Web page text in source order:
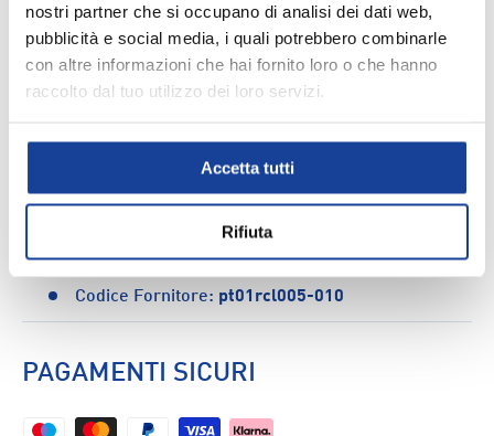
nostri partner che si occupano di analisi dei dati web,
pubblicità e social media, i quali potrebbero combinarle
con altre informazioni che hai fornito loro o che hanno
raccolto dal tuo utilizzo dei loro servizi.
Accetta tutti
Rifiuta
Spedizione e consegna
DESCRIZIONE
pantaloncini calcio Pro Touch TEAM M - Uomo
Codice Fornitore: pt01rcl005-010
PAGAMENTI SICURI